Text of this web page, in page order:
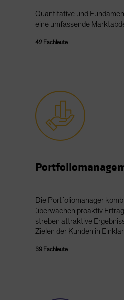
Quantitative und
eine umfassende
42 Fachleute
Die Portfoliomanager
überwachen proaktiv
streben attraktive
Zielen der Kunden in
39 Fachleute